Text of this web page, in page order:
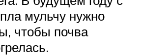
мульчу нужно
чтобы почва